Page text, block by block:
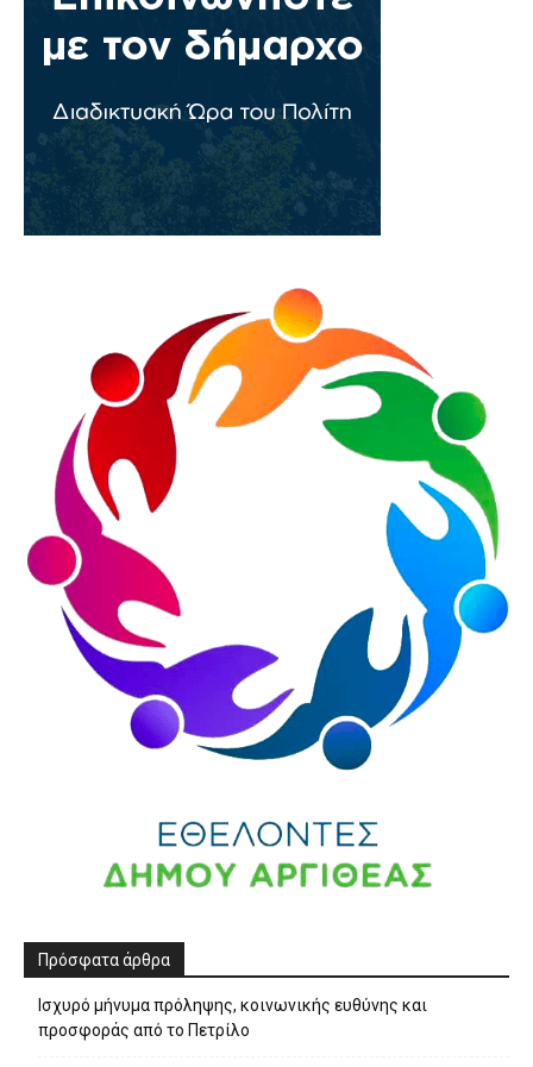
Πρόσφατα άρθρα
Ισχυρό μήνυμα πρόληψης, κοινωνικής ευθύνης και
προσφοράς από το Πετρίλο